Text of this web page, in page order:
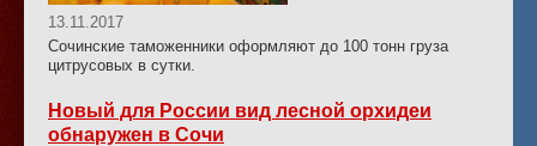
13.11.2017
Сочинские таможенники оформляют до 100 тонн груза
цитрусовых в сутки.
Новый для России вид лесной орхидеи
обнаружен в Сочи